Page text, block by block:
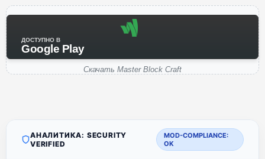
ДОСТУПНО В
Google Play
Скачать Master Block Craft
АНАЛИТИКА: SECURITY
VERIFIED
MOD-COMPLIANCE:
OK